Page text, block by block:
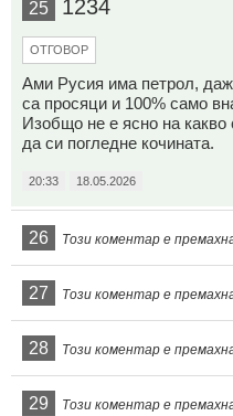
25 1234
ОТГОВОР
Ами Русия има петрол,
са просяци и 100% само
Изобщо не е ясно на
да си погледне кочината.
20:33 18.05.2026
26 Този коментар е
27 Този коментар е
28 Този коментар е
29 Този коментар е